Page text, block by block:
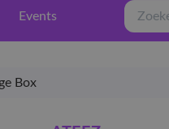
Events
Zoeken
Box